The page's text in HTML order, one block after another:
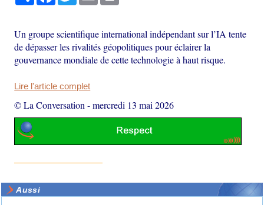
Un groupe scientifique international indépendant sur l’IA tente
de dépasser les rivalités géopolitiques pour éclairer la
gouvernance mondiale de cette technologie à haut risque.
Lire l'article complet
© La Conversation -mercredi 13 mai 2026
Aussi